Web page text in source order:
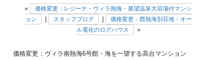
«
価格変更：レジーナ・ヴィラ熱海・展望温泉大浴場付マンシ
ョン
スタッフブログ
価格変更：西熱海別荘地・オー
ル電化のログハウス
»
価格変更：ヴィラ南熱海6号館・海を一望する高台マンション